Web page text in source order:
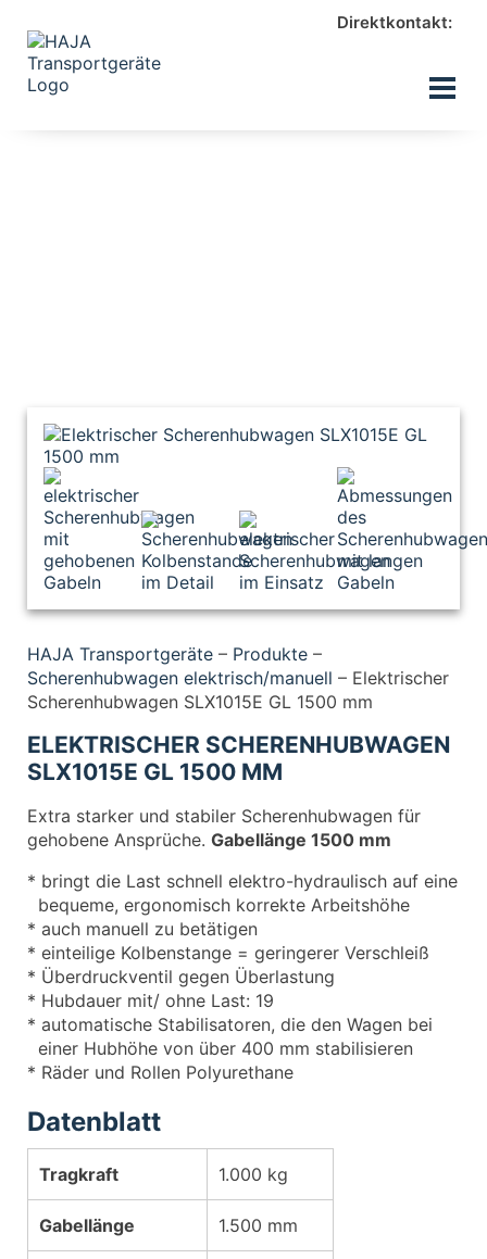
Direktkontakt:
HAJA Transportgeräte – Produkte –
Scherenhubwagen elektrisch/manuell – Elektrischer
Scherenhubwagen SLX1015E GL 1500 mm
ELEKTRISCHER SCHERENHUBWAGEN
SLX1015E GL 1500 MM
Extra starker und stabiler Scherenhubwagen für
gehobene Ansprüche. Gabellänge 1500 mm
* bringt die Last schnell elektro-hydraulisch auf eine
bequeme, ergonomisch korrekte Arbeitshöhe
* auch manuell zu betätigen
* einteilige Kolbenstange = geringerer Verschleiß
* Überdruckventil gegen Überlastung
* Hubdauer mit/ ohne Last: 19
* automatische Stabilisatoren, die den Wagen bei
einer Hubhöhe von über 400 mm stabilisieren
* Räder und Rollen Polyurethane
Datenblatt
Tragkraft 1.000 kg
Gabellänge 1.500 mm